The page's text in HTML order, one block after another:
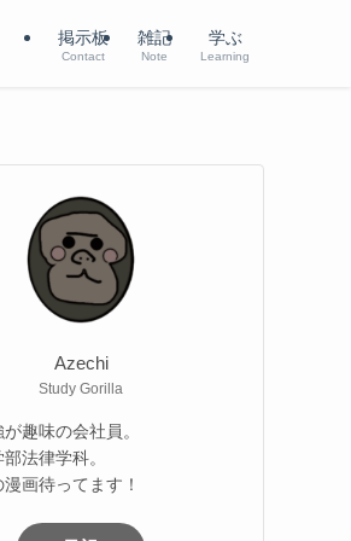
掲示板
Contact
雑記
Note
学ぶ
Learning
Azechi
Study Gorilla
趣味の会社員。
法律学科。
画待ってます！